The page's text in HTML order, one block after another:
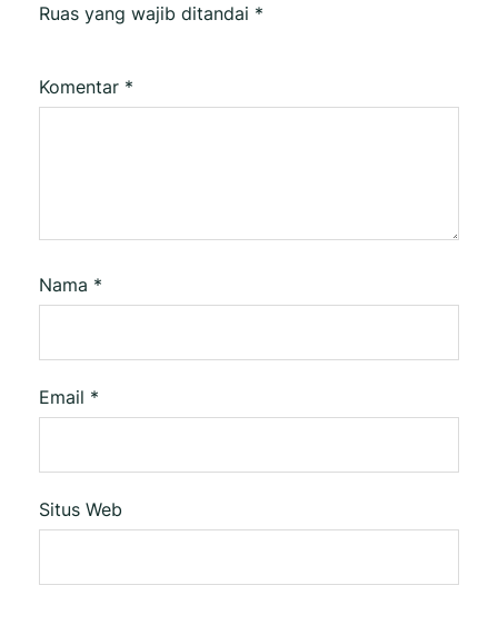
Ruas yang wajib ditandai *
Komentar *
Nama *
Email *
Situs Web